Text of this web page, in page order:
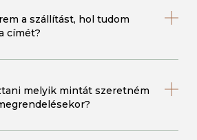
a szállítást, hol tudom
címét?
melyik mintát szeretném